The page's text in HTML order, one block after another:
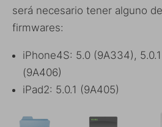
será necesario tener alguno
firmwares:
iPhone4S: 5.0 (9A334),
(9A406)
iPad2: 5.0.1 (9A405)